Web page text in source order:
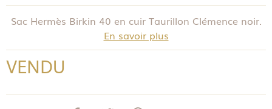
Sac Hermès Birkin 40 en cuir Taurillon Clémence noir.
En savoir plus
VENDU